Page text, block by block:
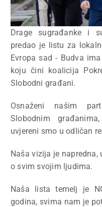
Drage sugrađanke i
predao je listu za
Evropa sad - Budva
koju čini koalicija
Slobodni građani.
Osnaženi našim
Slobodnim
uvjereni smo u odličan
Naša vizija je napredna,
o svim svojim ljudima.
Naša lista temelj je
godina, svima nam je